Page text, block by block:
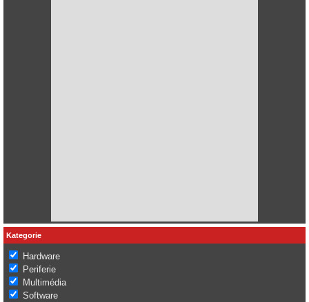
Kategorie
Hardware
Periferie
Multimédia
Software